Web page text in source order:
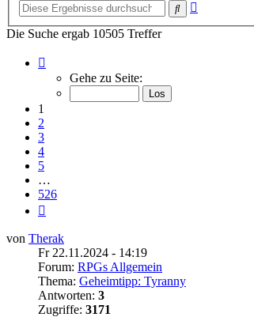
Suche
Die Suche ergab 10505 Treffer
von
Gehe zu Seite:
1
2
3
4
5
…
526
von Therak
Fr 22.11.2024 - 14:19
Forum: RPGs Allgemein
Thema: Geheimtipp: Tyranny
Antworten: 3
Zugriffe: 3171